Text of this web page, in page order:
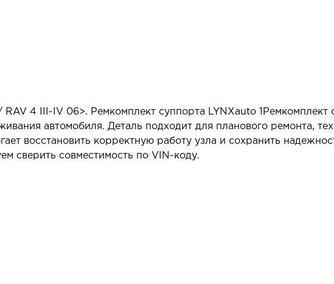
4 III-IV 06>. Ремкомплект суппорта LYNXauto 1Ремкомплект
автомобиля. Деталь подходит для планового ремонта,
восстановить корректную работу узла и сохранить
сверить совместимость по VIN-коду.